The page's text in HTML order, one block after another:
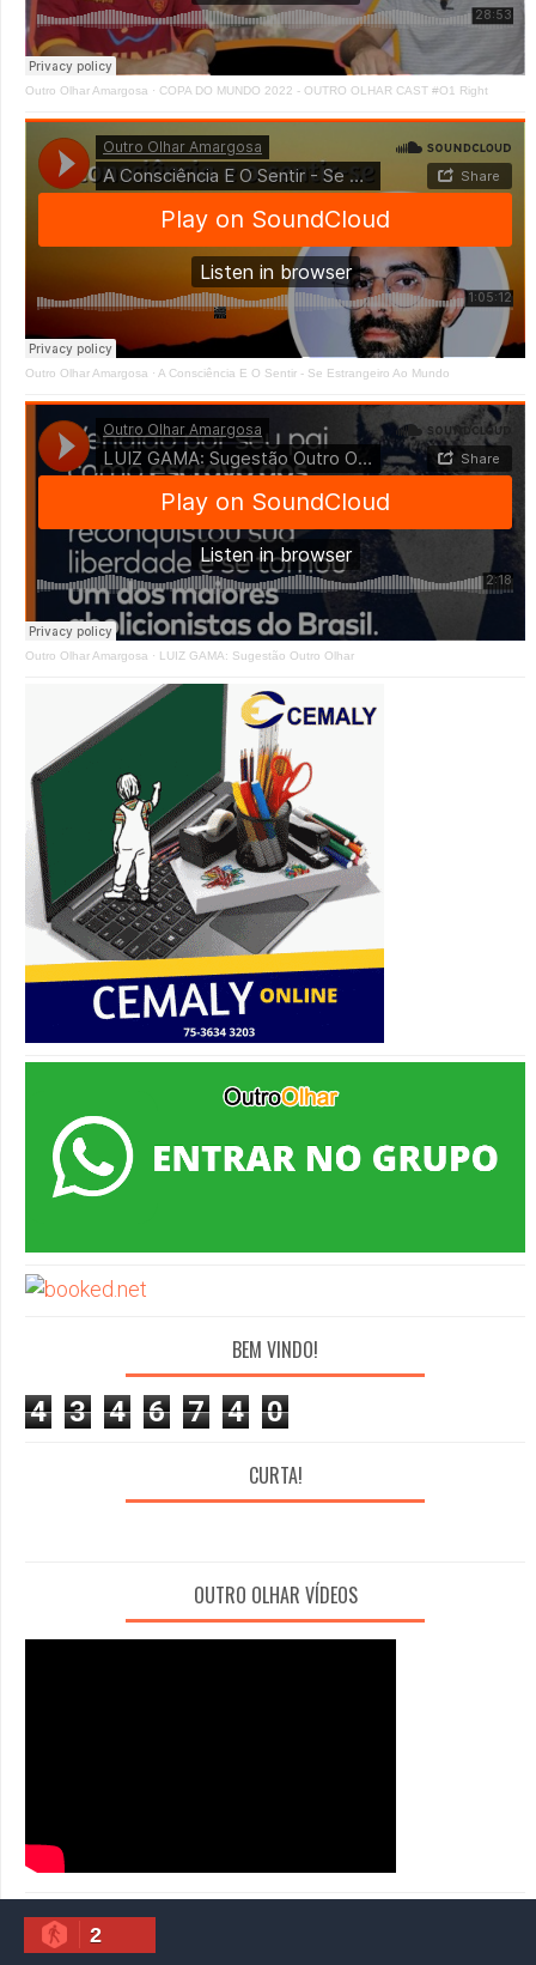
Outro Olhar Amargosa · COPA DO MUNDO 2022 - OUTRO OLHAR CAST #O1 Right
Outro Olhar Amargosa · A Consciência E O Sentir - Se Estrangeiro Ao Mundo
Outro Olhar Amargosa · LUIZ GAMA: Sugestão Outro Olhar
BEM VINDO!
4 3 4 6 7 4 0
CURTA!
OUTRO OLHAR VÍDEOS
2